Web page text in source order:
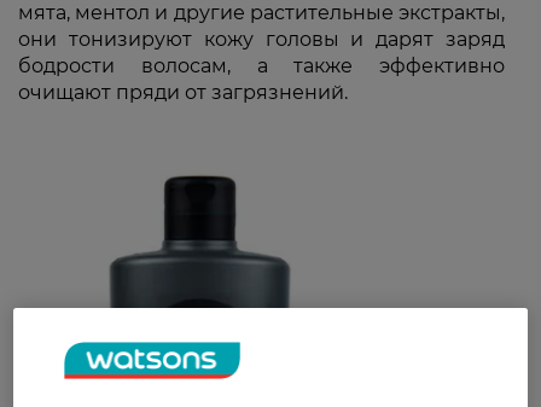
мята, ментол и другие растительные экстракты,
они тонизируют кожу головы и дарят заряд
бодрости волосам, а также эффективно
очищают пряди от загрязнений.